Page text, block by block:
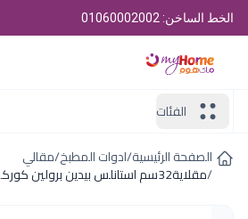
الخط الساخن: 01060002002
الفئات
الصفحة الرئيسية/ادوات المطبخ/مقالي
/مقلاية32سم استانلس بيدين برولين كوركماز